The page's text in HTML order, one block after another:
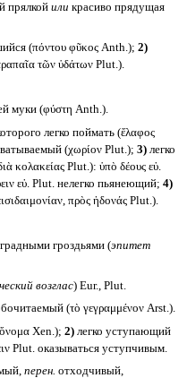
прялкой или красиво прядущая
(πόντου φῦκος Anth.); 2)
τῶν ὑδάτων Plut.).
муки (φύστη Anth.).
легко поймать (ἔλαφος
(χωρίον Plut.); 3)легко
κολακείας Plut.): ὑπὸ δέους εὐ.
εὐ. Plut. нелегко пьянеющий; 4)
πρὸς ἡδονάς Plut.).
гроздьями (эпитет
возглас) Eur., Plut.
(τὸ γεγραμμένον Arst.).
Xen.); 2)легко уступающий
Plut. оказываться уступчивым.
перен. отходчивый,